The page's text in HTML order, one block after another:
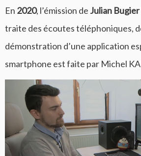
En 2020, l’émission de Julian
traite des écoutes téléphoniques,
démonstration d’une application
smartphone est faite par Michel